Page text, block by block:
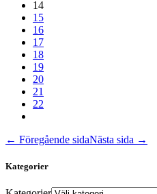
14
15
16
17
18
19
20
21
22
← Föregående sidaNästa sida →
Kategorier